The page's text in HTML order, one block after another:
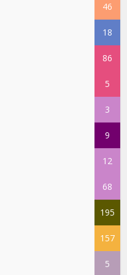
46
18
86
5
3
9
12
68
195
157
5